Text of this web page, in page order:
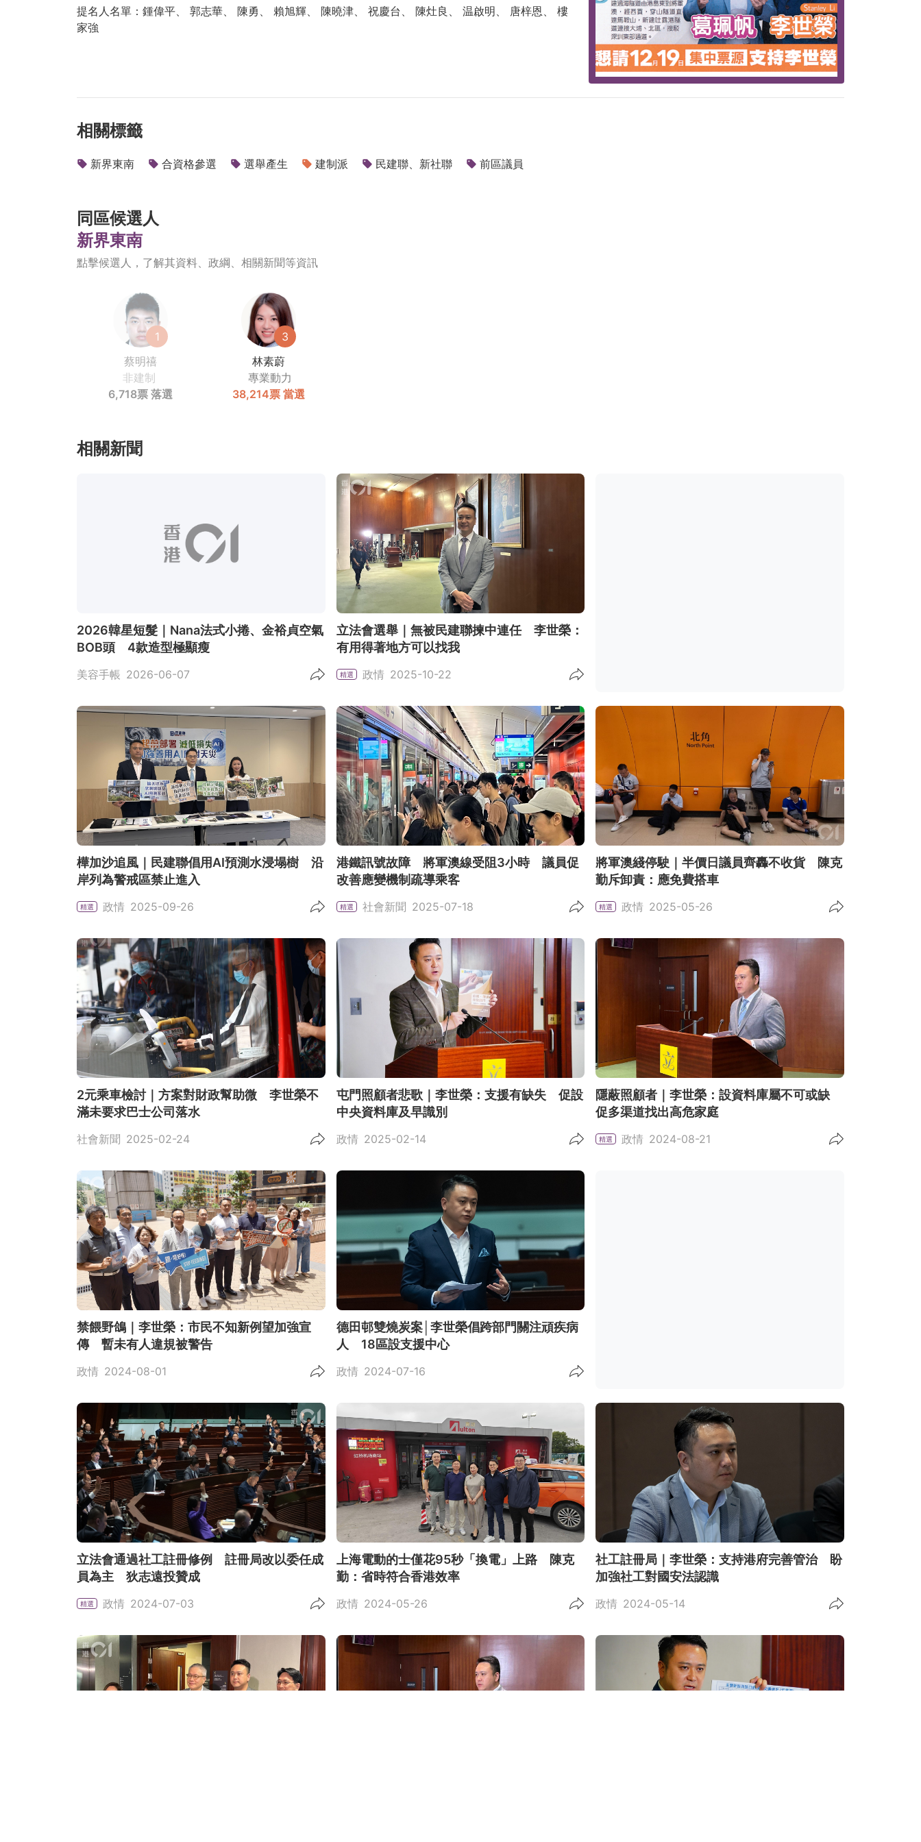
提名人名單：鍾偉平、 郭志華、 陳勇、 賴旭輝、 陳曉津、 祝慶台、 陳灶良、 温啟明、 唐梓恩、 樓
家強
相關標籤
新界東南 合資格參選 選舉產生 建制派 民建聯、新社聯 前區議員
同區候選人
新界東南
點擊候選人，了解其資料、政綱、相關新聞等資訊
1
蔡明禧
非建制
6,718票 落選
3
林素蔚
專業動力
38,214票 當選
相關新聞
2026韓星短髮｜Nana法式小捲、金裕貞空氣
BOB頭 4款造型極顯瘦
美容手帳 2026-06-07
立法會選舉｜無被民建聯揀中連任 李世榮：
有用得著地方可以找我
精選 政情 2025-10-22
樺加沙追風｜民建聯倡用AI預測水浸塌樹 沿
岸列為警戒區禁止進入
精選 政情 2025-09-26
港鐵訊號故障 將軍澳線受阻3小時 議員促
改善應變機制疏導乘客
精選 社會新聞 2025-07-18
將軍澳綫停駛｜半價日議員齊轟不收貨 陳克
勤斥卸責：應免費搭車
精選 政情 2025-05-26
2元乘車檢討｜方案對財政幫助微 李世榮不
滿未要求巴士公司落水
社會新聞 2025-02-24
屯門照顧者悲歌｜李世榮：支援有缺失 促設
中央資料庫及早識別
政情 2025-02-14
隱蔽照顧者｜李世榮：設資料庫屬不可或缺
促多渠道找出高危家庭
精選 政情 2024-08-21
禁餵野鴿｜李世榮：市民不知新例望加強宣
傳 暫未有人違規被警告
政情 2024-08-01
德田邨雙燒炭案│李世榮倡跨部門關注頑疾病
人 18區設支援中心
政情 2024-07-16
立法會通過社工註冊修例 註冊局改以委任成
員為主 狄志遠投贊成
精選 政情 2024-07-03
上海電動的士僅花95秒「換電」上路 陳克
勤：省時符合香港效率
政情 2024-05-26
社工註冊局｜李世榮：支持港府完善管治 盼
加強社工對國安法認識
政情 2024-05-14